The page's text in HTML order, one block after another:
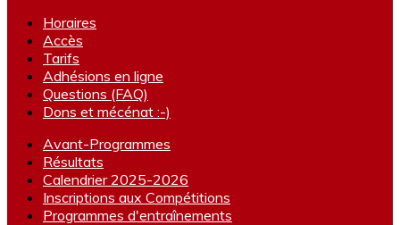
Horaires
Accès
Tarifs
Adhésions en ligne
Questions (FAQ)
Dons et mécénat :-)
Avant-Programmes
Résultats
Calendrier 2025-2026
Inscriptions aux Compétitions
Programmes d'entraînements